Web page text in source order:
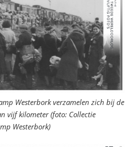
Westerbork verzamelen zich bij de
vijf kilometer (foto: Collectie
Westerbork)